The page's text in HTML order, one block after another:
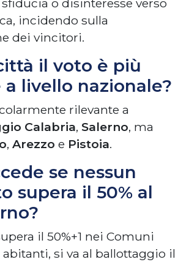
o disinteresse verso
incidendo sulla
dei vincitori.
il voto è più
livello nazionale?
rilevante a
Calabria, Salerno, ma
, Arezzo e Pistoia.
se nessun
supera il 50% al
il 50%+1 nei Comuni
abitanti, si va al ballottaggio il